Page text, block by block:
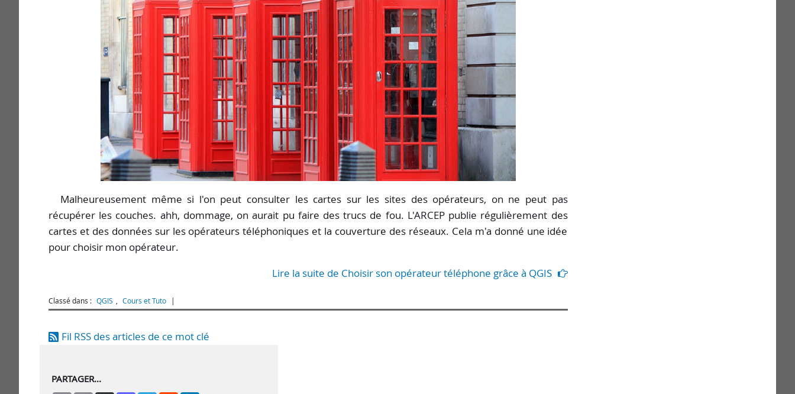
Malheureusement même si l'on peut consulter les cartes sur les sites des opérateurs, on ne peut pas
récupérer les couches. ahh, dommage, on aurait pu faire des trucs de fou. L'ARCEP publie régulièrement des
cartes et des données sur les opérateurs téléphoniques et la couverture des réseaux. Cela m'a donné une idée
pour choisir mon opérateur.
Lire la suite de Choisir son opérateur téléphone grâce à QGIS
Classé dans : QGIS , Cours et Tuto
Fil RSS des articles de ce mot clé
PARTAGER...